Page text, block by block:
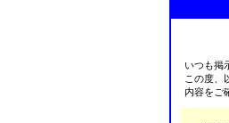
いつも掲
この度、
内容をご